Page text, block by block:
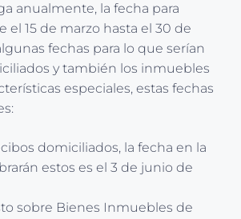
anualmente, la fecha para
el 15 de marzo hasta el 30 de
fechas para lo que serían
y también los inmuebles
especiales, estas fechas
domiciliados, la fecha en la
estos es el 3 de junio de
sobre Bienes Inmuebles de